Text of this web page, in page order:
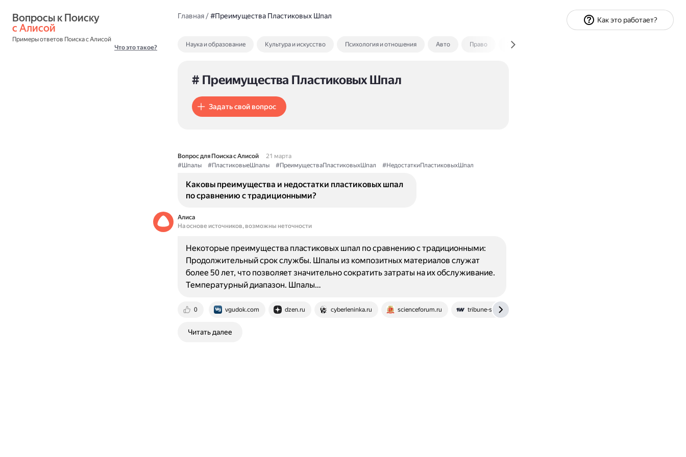
с Алисой
Примеры ответов Поиска с Алисой
Что это такое?
Главная/#Преимущества Пластиковых Шпал
Наука и образование Культура и искусство Психология и отношения Авто Право Экономика и финансы
# Преимущества Пластиковых Шпал
Задать свой вопрос
Вопрос для Поиска с Алисой
21 марта
#Шпалы
#ПластиковыеШпалы #ПреимуществаПластиковыхШпал #НедостаткиПластиковыхШпал
Каковы преимущества и недостатки пластиковых шпал
по сравнению с традиционными?
Алиса
На основе источников, возможны неточности
0 vgudok.com dzen.ru cyberleninka.ru scienceforum.ru tribune-scientists.ru
Некоторые преимущества пластиковых шпал по сравнению с традиционными:
Продолжительный срок службы. Шпалы из композитных материалов служат
более 50 лет, что позволяет значительно сократить затраты на их обслуживание.
Температурный диапазон. Шпалы…
Читать далее
Как это работает?